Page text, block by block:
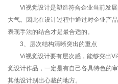
Vi视觉设计是塑造符合企业当前发展
大气。因此在设计过程中通过对企业产
表现手法的结合才是最合适的。
3、层次结构清晰突出的重点
Vi视觉设计要有层次感，能够突出Vi
觉设计作品，一定是有自己各具特色的
其他设计别出心裁的地方。